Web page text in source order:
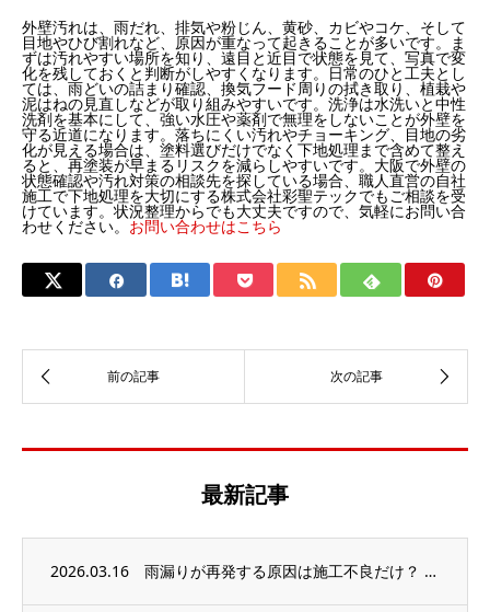
外壁汚れは、雨だれ、排気や粉じん、黄砂、カビやコケ、そして
目地やひび割れなど、原因が重なって起きることが多いです。ま
ずは汚れやすい場所を知り、遠目と近目で状態を見て、写真で変
化を残しておくと判断がしやすくなります。日常のひと工夫とし
ては、雨どいの詰まり確認、換気フード周りの拭き取り、植栽や
泥はねの見直しなどが取り組みやすいです。洗浄は水洗いと中性
洗剤を基本にして、強い水圧や薬剤で無理をしないことが外壁を
守る近道になります。落ちにくい汚れやチョーキング、目地の劣
化が見える場合は、塗料選びだけでなく下地処理まで含めて整え
ると、再塗装が早まるリスクを減らしやすいです。大阪で外壁の
状態確認や汚れ対策の相談先を探している場合、職人直営の自社
施工で下地処理を大切にする株式会社彩聖テックでもご相談を受
けています。状況整理からでも大丈夫ですので、気軽にお問い合
わせください。お問い合わせはこちら
最新記事
2026.03.16 雨漏りが再発する原因は施工不良だけ？ 防止の要点を職人直営が解説